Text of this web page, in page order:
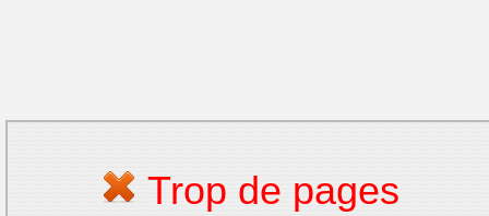
Trop de pages